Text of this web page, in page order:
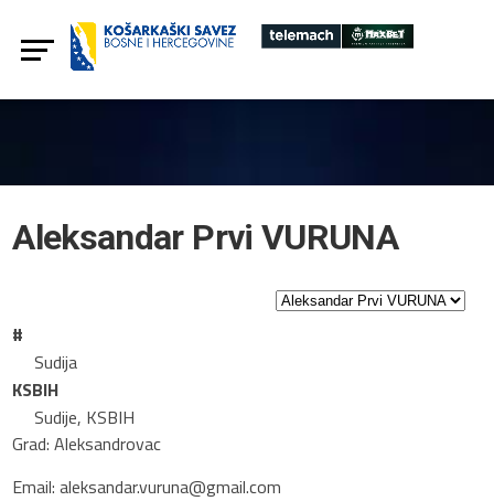
Aleksandar Prvi VURUNA
#
Sudija
KSBIH
Sudije, KSBIH
Grad: Aleksandrovac
Email: aleksandar.vuruna@gmail.com